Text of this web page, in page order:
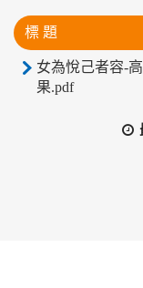
標 題
女為悅己者容-
果.pdf